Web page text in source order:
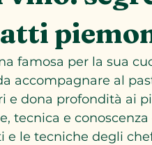
famosa per la sua
accompagnare al
e dona profondità ai
tecnica e
e le tecniche degli